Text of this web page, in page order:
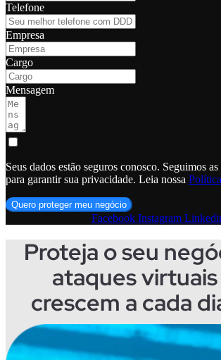
Telefone
Empresa
Cargo
Mensagem
Seus dados estão seguros conosco. Seguimos
para garantir sua privacidade. Leia nossa
Quero proteger meu negócio
Facebook Instagram
Proteja o seu
ataques
crescem a cada